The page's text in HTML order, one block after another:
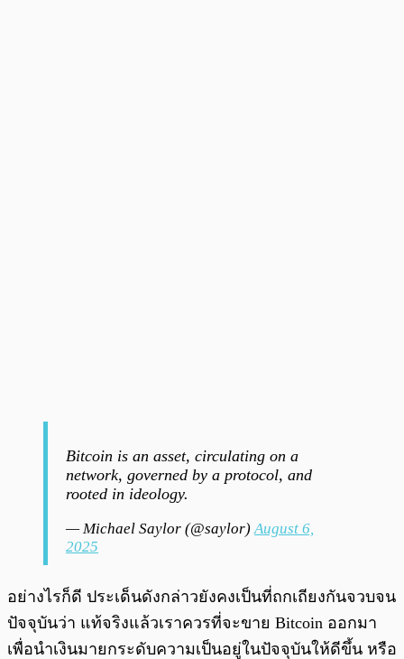
Bitcoin is an asset, circulating on a
network, governed by a protocol, and
rooted in ideology.
— Michael Saylor (@saylor)August 6,
2025
อย่างไรก็ดี ประเด็นดังกล่าวยังคงเป็นที่ถกเถียงกันจวบจน
ปัจจุบันว่า แท้จริงแล้วเราควรที่จะขาย Bitcoin ออกมา
เพื่อนำเงินมายกระดับความเป็นอยู่ในปัจจุบันให้ดีขึ้น หรือ